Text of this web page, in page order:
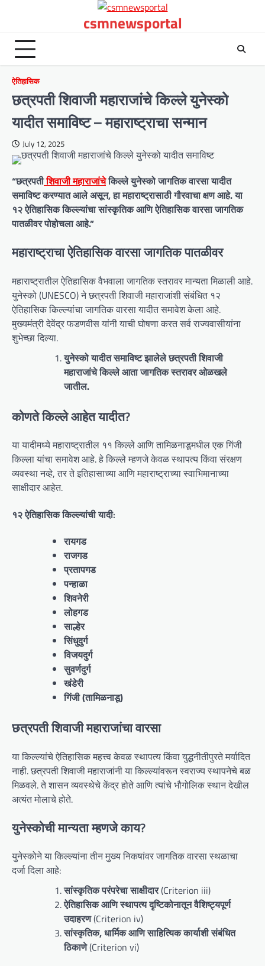
csmnewsportal
ऐतिहासिक
छत्रपती शिवाजी महाराजांचे किल्ले युनेस्को
यादीत समाविष्ट – महाराष्ट्राचा सन्मान
July 12, 2025
“छत्रपतीशिवाजी महाराजांचेकिल्ले युनेस्को जागतिक वारसा यादीत
समाविष्ट करण्यात आले असून, हा महाराष्ट्रासाठी गौरवाचा क्षण आहे. या
१२ ऐतिहासिक किल्ल्यांचा सांस्कृतिक आणि ऐतिहासिक वारसा जागतिक
पातळीवर पोहोचला आहे.”
महाराष्ट्राचा ऐतिहासिक वारसा जागतिक पातळीवर
महाराष्ट्रातील ऐतिहासिक वैभवाला जागतिक स्तरावर मान्यता मिळाली आहे.
युनेस्को (UNESCO) ने छत्रपती शिवाजी महाराजांशी संबंधित १२
ऐतिहासिक किल्ल्यांचा जागतिक वारसा यादीत समावेश केला आहे.
मुख्यमंत्री देवेंद्र फडणवीस यांनी याची घोषणा करत सर्व राज्यवासीयांना
शुभेच्छा दिल्या.
युनेस्को यादीत समाविष्ट झालेले छत्रपती शिवाजी
महाराजांचे किल्ले आता जागतिक स्तरावर ओळखले
जातील.
कोणते किल्ले आहेत यादीत?
या यादीमध्ये महाराष्ट्रातील ११ किल्ले आणि तामिळनाडूमधील एक गिंजी
किल्ला यांचा समावेश आहे. हे किल्ले म्हणजे केवळ स्थापत्य किंवा संरक्षण
व्यवस्था नव्हे, तर ते इतिहासाच्या आणि महाराष्ट्राच्या स्वाभिमानाच्या
साक्षीदार आहेत.
१२ ऐतिहासिक किल्ल्यांची यादी:
रायगड
राजगड
प्रतापगड
पन्हाळा
शिवनेरी
लोहगड
साल्हेर
सिंधुदुर्ग
विजयदुर्ग
सुवर्णदुर्ग
खंडेरी
गिंजी (तामिळनाडू)
छत्रपती शिवाजी महाराजांचा वारसा
या किल्ल्यांचे ऐतिहासिक महत्त्व केवळ स्थापत्य किंवा युद्धनीतीपुरते मर्यादित
नाही. छत्रपती शिवाजी महाराजांनी या किल्ल्यांवरून स्वराज्य स्थापनेचे बळ
मिळवले. ते शासन व्यवस्थेचे केंद्र होते आणि त्यांचे भौगोलिक स्थान देखील
अत्यंत मोलाचे होते.
युनेस्कोची मान्यता म्हणजे काय?
युनेस्कोने या किल्ल्यांना तीन मुख्य निकषांवर जागतिक वारसा स्थळाचा
दर्जा दिला आहे:
सांस्कृतिक परंपरेचा साक्षीदार(Criterion iii)
ऐतिहासिक आणि स्थापत्य दृष्टिकोनातून वैशिष्ट्यपूर्ण
उदाहरण(Criterion iv)
सांस्कृतिक, धार्मिक आणि साहित्यिक कार्याशी संबंधित
ठिकाणे(Criterion vi)